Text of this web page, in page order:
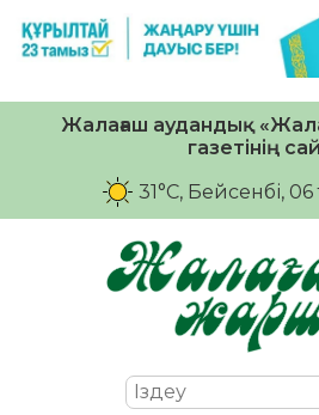
Жалағаш аудандық
газетінің
31°C, Бейсенбі, 06